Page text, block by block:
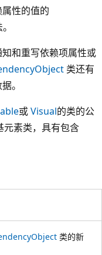
性的值的
和重写依赖项属性或
类还有
。
或Visual的类的公
元素类，具有包含
类的新